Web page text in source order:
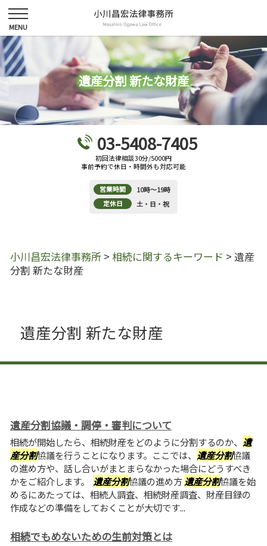
遺産分割 新たな財産
03-5408-7405
初回法律相談30分/5000円
事前予約で休日・時間外も対応可能
営業時間
10時～19時
定休日
土・日・祝
小川昌宏法律事務所 > 相続に関するキーワード > 遺産
分割 新たな財産
遺産分割 新たな財産
遺産分割協議・調停・審判について
相続が開始したら、相続財産をどのように分割するのか、 遺
産分割協議を行うことになります。ここでは、 遺産分割協議
の進め方や、話し合いがまとまらなかった場合にどうすべき
かをご紹介します。 遺産分割協議の進め方遺産分割協議を始
めるにあたっては、相続人調査、相続財産調査、財産目録の
作成などの準備をしておくことが大切です...
相続でもめないための生前対策とは